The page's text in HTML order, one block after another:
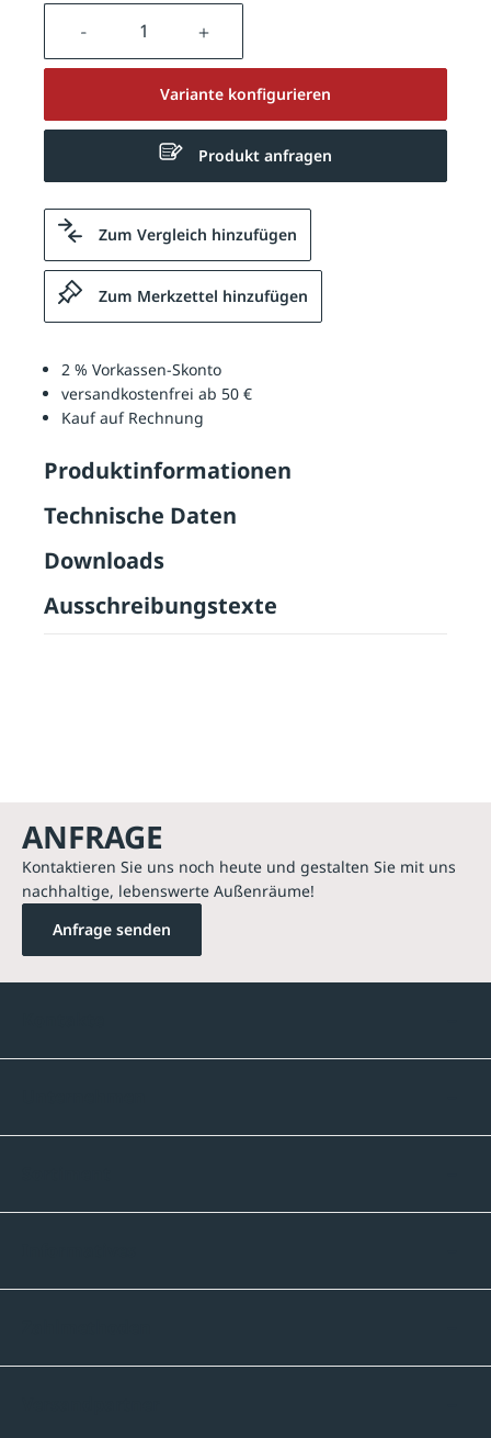
Produkt Anzahl: Gib den
Variante konfigurieren
Produkt anfragen
Zum Vergleich hinzufügen
Zum Merkzettel hinzufügen
2 % Vorkassen-Skonto
versandkostenfrei ab 50 €
Kauf auf Rechnung
Produktinformationen
Technische Daten
Downloads
Ausschreibungstexte
ANFRAGE
Kontaktieren Sie uns noch heute und gestalten Sie mit uns
nachhaltige, lebenswerte Außenräume!
Anfrage senden